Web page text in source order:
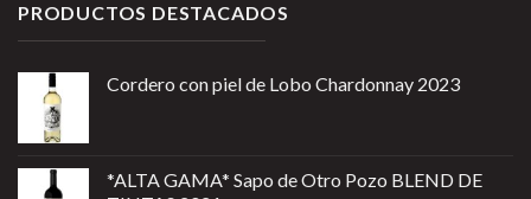
PRODUCTOS DESTACADOS
Cordero con piel de Lobo Chardonnay 2023
*ALTA GAMA* Sapo de Otro Pozo BLEND DE